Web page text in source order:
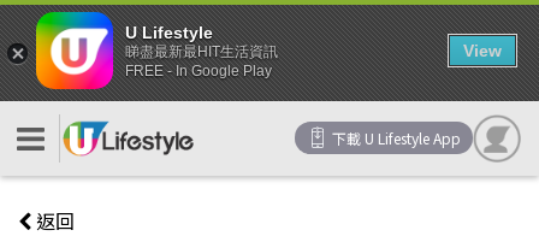
下載 U Lifestyle App
返回
U Lifestyle
睇盡最新最HIT生活資訊
FREE - In Google Play
View